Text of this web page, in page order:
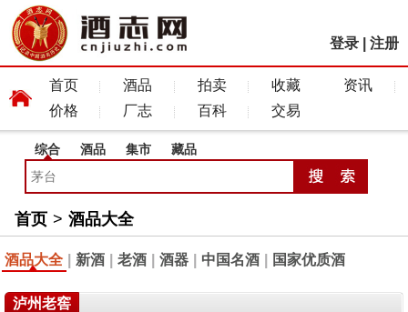
登录 注册
首页 酒品 拍卖 收藏
资讯
价格
厂志 百科 交易
综合 酒品 集市 藏品
首页 > 酒品大全
酒品大全 新酒 老酒 酒器 中国名酒 国家优质酒
泸州老窖